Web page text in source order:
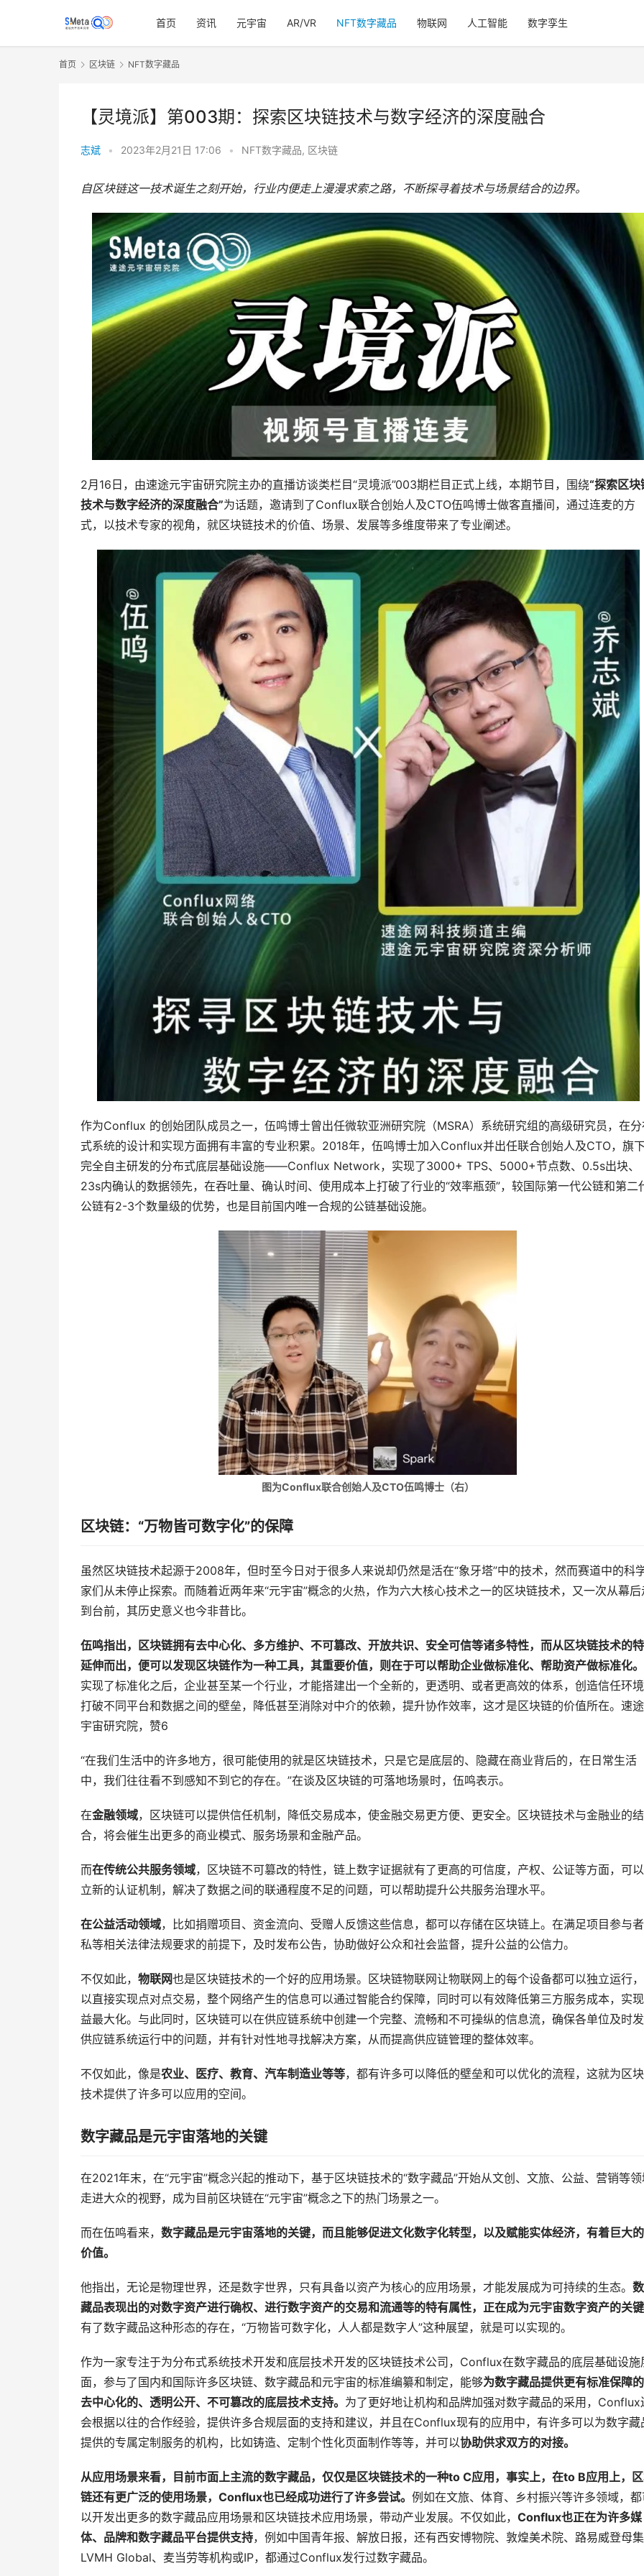
首页 资讯 元宇宙 AR/VR NFT数字藏品 物联网 人工智能 数字孪生
首页 区块链 NFT数字藏品
【灵境派】第003期：探索区块链技术与数字经济的深度融合
志斌 • 2023年2月21日 17:06 • NFT数字藏品, 区块链
自区块链这一技术诞生之刻开始，行业内便走上漫漫求索之路，不断探寻着技术与场景结合的边界。
2月16日，由速途元宇宙研究院主办的直播访谈类栏目“灵境派”003期栏目正式上线，本期节目，围绕“探索区块
技术与数字经济的深度融合”为话题，邀请到了Conflux联合创始人及CTO伍鸣博士做客直播间，通过连麦的方
式，以技术专家的视角，就区块链技术的价值、场景、发展等多维度带来了专业阐述。
作为Conflux 的创始团队成员之一，伍鸣博士曾出任微软亚洲研究院（MSRA）系统研究组的高级研究员，在
式系统的设计和实现方面拥有丰富的专业积累。2018年，伍鸣博士加入Conflux并出任联合创始人及CTO，旗
完全自主研发的分布式底层基础设施——Conflux Network，实现了3000+ TPS、5000+节点数、0.5s出块、
23s内确认的数据领先，在吞吐量、确认时间、使用成本上打破了行业的“效率瓶颈”，较国际第一代公链和第二
公链有2-3个数量级的优势，也是目前国内唯一合规的公链基础设施。
图为Conflux联合创始人及CTO伍鸣博士（右）
区块链：“万物皆可数字化”的保障
虽然区块链技术起源于2008年，但时至今日对于很多人来说却仍然是活在“象牙塔”中的技术，然而赛道中的科
家们从未停止探索。而随着近两年来“元宇宙”概念的火热，作为六大核心技术之一的区块链技术，又一次从幕后
到台前，其历史意义也今非昔比。
伍鸣指出，区块链拥有去中心化、多方维护、不可篡改、开放共识、安全可信等诸多特性，而从区块链技术的
延伸而出，便可以发现区块链作为一种工具，其重要价值，则在于可以帮助企业做标准化、帮助资产做标准化。
实现了标准化之后，企业甚至某一个行业，才能搭建出一个全新的，更透明、或者更高效的体系，创造信任环
打破不同平台和数据之间的壁垒，降低甚至消除对中介的依赖，提升协作效率，这才是区块链的价值所在。速
宇宙研究院，赞6
“在我们生活中的许多地方，很可能使用的就是区块链技术，只是它是底层的、隐藏在商业背后的，在日常生活
中，我们往往看不到感知不到它的存在。”在谈及区块链的可落地场景时，伍鸣表示。
在金融领域，区块链可以提供信任机制，降低交易成本，使金融交易更方便、更安全。区块链技术与金融业的结
合，将会催生出更多的商业模式、服务场景和金融产品。
而在传统公共服务领域，区块链不可篡改的特性，链上数字证据就有了更高的可信度，产权、公证等方面，可
立新的认证机制，解决了数据之间的联通程度不足的问题，可以帮助提升公共服务治理水平。
在公益活动领域，比如捐赠项目、资金流向、受赠人反馈这些信息，都可以存储在区块链上。在满足项目参与
私等相关法律法规要求的前提下，及时发布公告，协助做好公众和社会监督，提升公益的公信力。
不仅如此， 物联网也是区块链技术的一个好的应用场景。区块链物联网让物联网上的每个设备都可以独立运行
以直接实现点对点交易，整个网络产生的信息可以通过智能合约保障，同时可以有效降低第三方服务成本，实
益最大化。与此同时，区块链可以在供应链系统中创建一个完整、流畅和不可操纵的信息流，确保各单位及时
供应链系统运行中的问题，并有针对性地寻找解决方案，从而提高供应链管理的整体效率。
不仅如此，像是农业、医疗、教育、汽车制造业等等，都有许多可以降低的壁垒和可以优化的流程，这就为区
技术提供了许多可以应用的空间。
数字藏品是元宇宙落地的关键
在2021年末，在“元宇宙”概念兴起的推动下，基于区块链技术的“数字藏品”开始从文创、文旅、公益、营销等
走进大众的视野，成为目前区块链在“元宇宙”概念之下的热门场景之一。
而在伍鸣看来， 数字藏品是元宇宙落地的关键，而且能够促进文化数字化转型，以及赋能实体经济，有着巨大
价值。
他指出，无论是物理世界，还是数字世界，只有具备以资产为核心的应用场景，才能发展成为可持续的生态。
藏品表现出的对数字资产进行确权、进行数字资产的交易和流通等的特有属性，正在成为元宇宙数字资产的关
有了数字藏品这种形态的存在，“万物皆可数字化，人人都是数字人”这种展望，就是可以实现的。
作为一家专注于为分布式系统技术开发和底层技术开发的区块链技术公司，Conflux在数字藏品的底层基础设施
面，参与了国内和国际许多区块链、数字藏品和元宇宙的标准编纂和制定，能够为数字藏品提供更有标准保障
去中心化的、透明公开、不可篡改的底层技术支持。 为了更好地让机构和品牌加强对数字藏品的采用，Conflux
会根据以往的合作经验，提供许多合规层面的支持和建议，并且在Conflux现有的应用中，有许多可以为数字藏
提供的专属定制服务的机构，比如铸造、定制个性化页面制作等等，并可以协助供求双方的对接。
从应用场景来看，目前市面上主流的数字藏品，仅仅是区块链技术的一种to C应用，事实上，在to B应用上，
链还有更广泛的使用场景，Conflux也已经成功进行了许多尝试。 例如在文旅、体育、乡村振兴等许多领域，
以开发出更多的数字藏品应用场景和区块链技术应用场景，带动产业发展。不仅如此， Conflux也正在为许多媒
体、品牌和数字藏品平台提供支持，例如中国青年报、解放日报，还有西安博物院、敦煌美术院、路易威登母
LVMH Global、麦当劳等机构或IP，都通过Conflux发行过数字藏品。